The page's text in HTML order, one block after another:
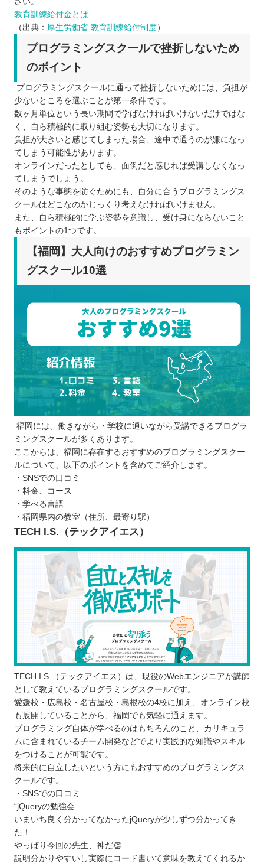
教育訓練給付金とは
（出典： 厚生労働省 教育訓練給付制度）
プログラミングスクールで挫折しないため
のポイント
プログラミングスクールに通って挫折しないためには、負担が
少ないところを選ぶことが第一条件です。
数ヶ月単位という長い期間で学ばなければいけないだけではな
く、自ら積極的に取り組む姿勢も大切になります。
負担が大きいと感じてしまった場合、途中で通うのが嫌になっ
てしまう可能性があります。
オンラインだったとしても、面倒だと感じれば受講しなくなっ
てしまうでしょう。
そのような事態を防ぐためにも、自分に合うプログラミングス
クールはどこなのかじっくり考えなければいけません。
また、自ら積極的に学ぶ姿勢を意識し、受け身にならないこと
もポイントの1つです。
【福岡】大人向けのおすすめプログラミン
グスクール10選
福岡には、働きながら・学校に通いながら受講できるプログラ
ミングスクールが多くあります。
ここからは、福岡に存在するおすすめのプログラミングスクー
ルについて、以下のポイントを含めてご紹介します。
・SNSでの口コミ
・料金、コース
・学べる言語
・福岡県内の教室（住所、最寄り駅）
TECH I.S.（テックアイエス）
TECH I.S.（テックアイエス）は、現役のWebエンジニアが講師
として教えているプログラミングスクールです。
愛媛校・広島校・名古屋校・島根校の4校に加え、オンライン校
も展開していることから、福岡でも気軽に通えます。
プログラミング自体が学べるのはもちろんのこと、カリキュラ
ムに含まれているチーム開発などでより実践的な知識やスキル
をつけることが可能です。
将来的に自立したいという方にもおすすめのプログラミングス
クールです。
・SNSでの口コミ
“jQueryの勉強会
いまいち良く分かってなかったjQueryが少しずつ分かってき
た！
やっぱり今回の先生、神だ👏
説明分かりやすいし実際にコード書いて意味を教えてくれるか